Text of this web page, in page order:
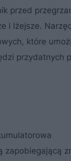
przed
i lżejsze.
które
przydatnych
zapobiegającą